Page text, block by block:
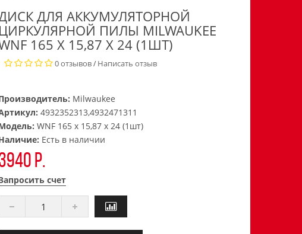
ДЛЯ АККУМУЛЯТОРНОЙ
ЦИРКУЛЯРНОЙ ПИЛЫ MILWAUKEE
165 X 15,87 X 24 (1ШТ)
0 отзывов/ Написать отзыв
Milwaukee
4932352313,4932471311
WNF 165 x 15,87 x 24 (1шт)
Есть в наличии
р.
счет